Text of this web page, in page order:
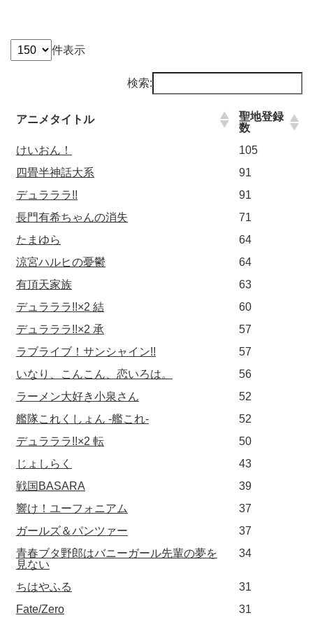
件表示
検索:
アニメタイトル
聖地登録
数
けいおん！
105
四畳半神話大系
91
デュラララ!!
91
長門有希ちゃんの消失
71
たまゆら
64
涼宮ハルヒの憂鬱
64
有頂天家族
63
デュラララ!!×2 結
60
デュラララ!!×2 承
57
ラブライブ！サンシャイン!!
57
いなり、こんこん、恋いろは。
56
ラーメン大好き小泉さん
52
艦隊これくしょん -艦これ-
52
デュラララ!!×2 転
50
じょしらく
43
戦国BASARA
39
響け！ユーフォニアム
37
ガールズ＆パンツァー
37
青春ブタ野郎はバニーガール先輩の夢を
見ない
34
ちはやふる
31
Fate/Zero
31